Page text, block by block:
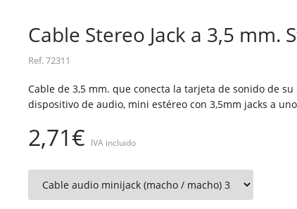
Cable Stereo Jack a 3,5 mm.
Ref.72311
Cable de 3,5 mm. que conecta la tarjeta de sonido de
dispositivo de audio, mini estéreo con 3,5mm jacks a
2,71€ IVA incluido